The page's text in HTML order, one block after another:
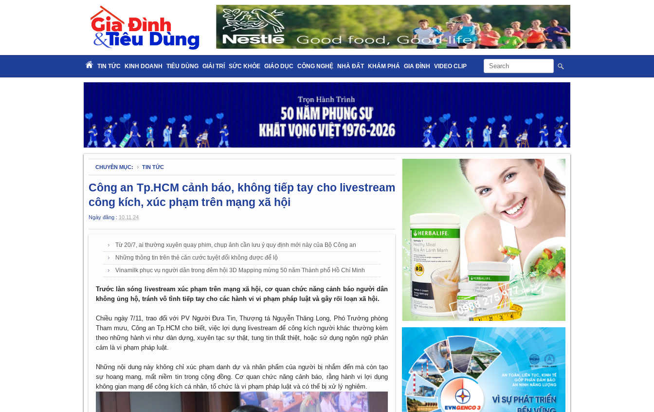
TIN TỨC KINH DOANH TIÊU DÙNG GIẢI TRÍ SỨC KHỎE GIÁO DỤC CÔNG NGHỆ NHÀ ĐẤT KHÁM PHÁ GIA ĐÌNH VIDEO CLIP
CHUYÊN MỤC: TIN TỨC
Công an Tp.HCM cảnh báo, không tiếp tay cho livestream
công kích, xúc phạm trên mạng xã hội
Ngày đăng : 10.11.24
Từ 20/7, ai thường xuyên quay phim, chụp ảnh cần lưu ý quy định mới này của Bộ Công an
Những thông tin trên thẻ căn cước tuyệt đối không được để lộ
Vinamilk phục vụ người dân trong đêm hội 3D Mapping mừng 50 năm Thành phố Hồ Chí Minh
Trước làn sóng livestream xúc phạm trên mạng xã hội, cơ quan chức năng cảnh báo người dân
không ủng hộ, tránh vô tình tiếp tay cho các hành vi vi phạm pháp luật và gây rối loạn xã hội.
Chiều ngày 7/11, trao đổi với PV Người Đưa Tin, Thượng tá Nguyễn Thăng Long, Phó Trưởng phòng
Tham mưu, Công an Tp.HCM cho biết, việc lợi dụng livestream để công kích người khác thường kèm
theo những hành vi như dàn dựng, xuyên tạc sự thật, tung tin thất thiệt, hoặc sử dụng ngôn ngữ phản
cảm là vi phạm pháp luật.
Những nội dung này không chỉ xúc phạm danh dự và nhân phẩm của người bị nhắm đến mà còn tạo
sự hoang mang, mất niềm tin trong cộng đồng. Cơ quan chức năng cảnh báo, rằng hành vi lợi dụng
không gian mạng để công kích cá nhân, tổ chức là vi phạm pháp luật và có thể bị xử lý nghiêm.